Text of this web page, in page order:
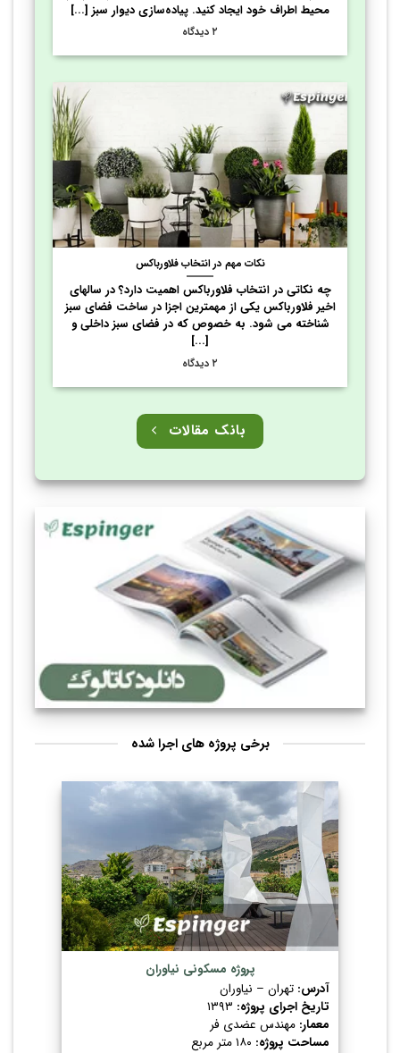
محیط اطراف خود ایجاد کنید. پیاده‌سازی دیوار سبز [...]
۲ دیدگاه
نکات مهم در انتخاب فلاورباکس
چه نکاتی در انتخاب فلاورباکس اهمیت دارد؟ در سالهای
اخیر فلاورباکس یکی از مهمترین اجزا در ساخت فضای سبز
شناخته می شود. به خصوص که در فضای سبز داخلی و
[...]
۲ دیدگاه
بانک مقالات
برخی پروژه های اجرا شده
پروژه مسکونی نیاوران
آدرس: تهران – نیاوران
تاریخ اجرای پروژه: ۱۳۹۳
معمار: مهندس عضدی فر
مساحت پروژه: